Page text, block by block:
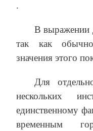
.
В выражении
так как
значения этого
Для
нескольких
единственному
временным